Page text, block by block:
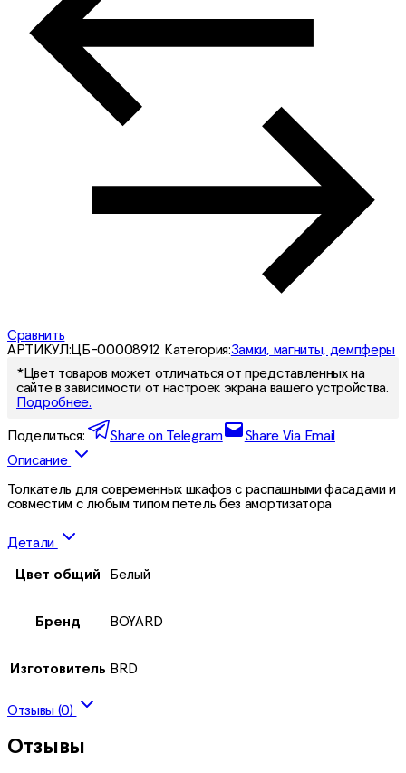
Сравнить
АРТИКУЛ:ЦБ-00008912 Категория:Замки, магниты, демпферы
*Цвет товаров может отличаться от представленных на
сайте в зависимости от настроек экрана вашего устройства.
Подробнее.
Поделиться: Share on Telegram
Share Via Email
Описание
Толкатель для современных шкафов с распашными фасадами и
совместим с любым типом петель без амортизатора
Детали
Цвет общий Белый
Бренд BOYARD
Изготовитель BRD
Отзывы (0)
Отзывы